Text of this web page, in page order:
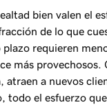
bien valen el
de lo que
plazo requieren
más provechosos.
atraen a nuevos
todo el esfuerzo